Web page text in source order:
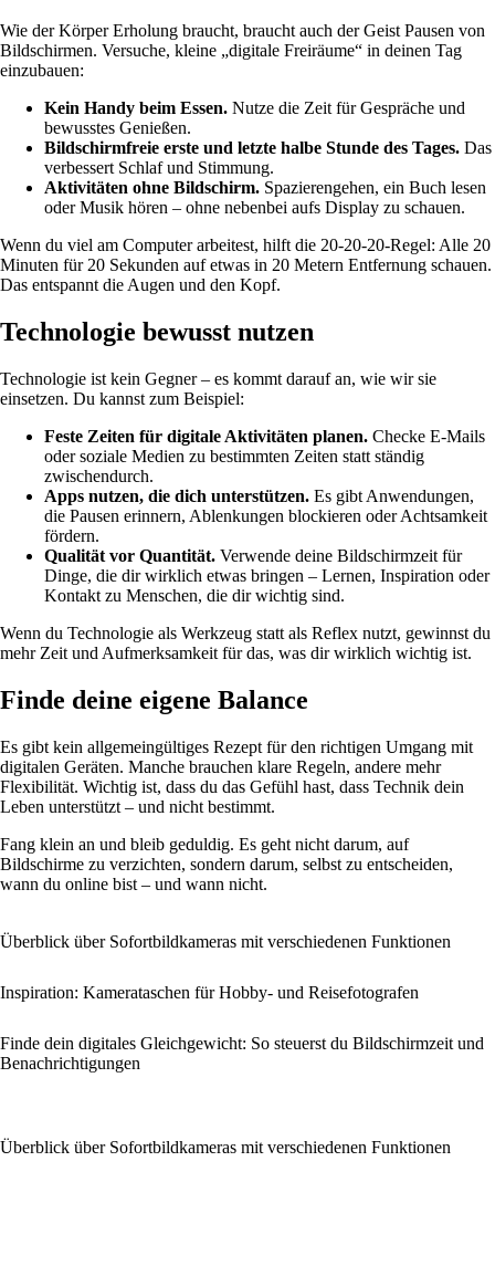
Wie der Körper Erholung braucht, braucht auch der Geist Pausen von
Bildschirmen. Versuche, kleine „digitale Freiräume“ in deinen Tag
einzubauen:
Kein Handy beim Essen. Nutze die Zeit für Gespräche und
bewusstes Genießen.
Bildschirmfreie erste und letzte halbe Stunde des Tages. Das
verbessert Schlaf und Stimmung.
Aktivitäten ohne Bildschirm. Spazierengehen, ein Buch lesen
oder Musik hören – ohne nebenbei aufs Display zu schauen.
Wenn du viel am Computer arbeitest, hilft die 20-20-20-Regel: Alle 20
Minuten für 20 Sekunden auf etwas in 20 Metern Entfernung schauen.
Das entspannt die Augen und den Kopf.
Technologie bewusst nutzen
Technologie ist kein Gegner – es kommt darauf an, wie wir sie
einsetzen. Du kannst zum Beispiel:
Feste Zeiten für digitale Aktivitäten planen. Checke E-Mails
oder soziale Medien zu bestimmten Zeiten statt ständig
zwischendurch.
Apps nutzen, die dich unterstützen. Es gibt Anwendungen,
die Pausen erinnern, Ablenkungen blockieren oder Achtsamkeit
fördern.
Qualität vor Quantität. Verwende deine Bildschirmzeit für
Dinge, die dir wirklich etwas bringen – Lernen, Inspiration oder
Kontakt zu Menschen, die dir wichtig sind.
Wenn du Technologie als Werkzeug statt als Reflex nutzt, gewinnst du
mehr Zeit und Aufmerksamkeit für das, was dir wirklich wichtig ist.
Finde deine eigene Balance
Es gibt kein allgemeingültiges Rezept für den richtigen Umgang mit
digitalen Geräten. Manche brauchen klare Regeln, andere mehr
Flexibilität. Wichtig ist, dass du das Gefühl hast, dass Technik dein
Leben unterstützt – und nicht bestimmt.
Fang klein an und bleib geduldig. Es geht nicht darum, auf
Bildschirme zu verzichten, sondern darum, selbst zu entscheiden,
wann du online bist – und wann nicht.
Überblick über Sofortbildkameras mit verschiedenen Funktionen
Inspiration: Kamerataschen für Hobby- und Reisefotografen
Finde dein digitales Gleichgewicht: So steuerst du Bildschirmzeit und
Benachrichtigungen
Überblick über Sofortbildkameras mit verschiedenen Funktionen